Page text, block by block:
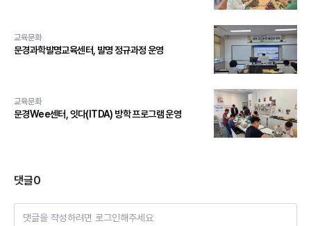
교육문화
문경과학발명교육센터, 발명 정규과정 운영
교육문화
문경Wee센터, 잇다(ITDA) 방학 프로그램 운영
댓글0
댓글을 작성하려면 로그인해주세요